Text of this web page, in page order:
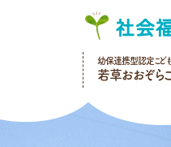
幼保連携型認定こど
若草おおぞら